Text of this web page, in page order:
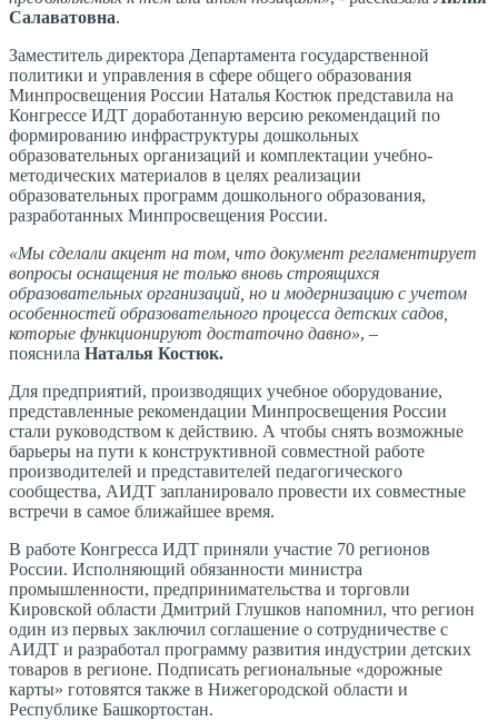
Салаватовна.
Заместитель директора Департамента государственной
политики и управления в сфере общего образования
Минпросвещения России Наталья Костюк представила на
Конгрессе ИДТ доработанную версию рекомендаций по
формированию инфраструктуры дошкольных
образовательных организаций и комплектации учебно-
методических материалов в целях реализации
образовательных программ дошкольного образования,
разработанных Минпросвещения России.
«Мы сделали акцент на том, что документ регламентирует
вопросы оснащения не только вновь строящихся
образовательных организаций, но и модернизацию с учетом
особенностей образовательного процесса детских садов,
которые функционируют достаточно давно», –
пояснила Наталья Костюк.
Для предприятий, производящих учебное оборудование,
представленные рекомендации Минпросвещения России
стали руководством к действию. А чтобы снять возможные
барьеры на пути к конструктивной совместной работе
производителей и представителей педагогического
сообщества, АИДТ запланировало провести их совместные
встречи в самое ближайшее время.
В работе Конгресса ИДТ приняли участие 70 регионов
России. Исполняющий обязанности министра
промышленности, предпринимательства и торговли
Кировской области Дмитрий Глушков напомнил, что регион
один из первых заключил соглашение о сотрудничестве с
АИДТ и разработал программу развития индустрии детских
товаров в регионе. Подписать региональные «дорожные
карты» готовятся также в Нижегородской области и
Республике Башкортостан.